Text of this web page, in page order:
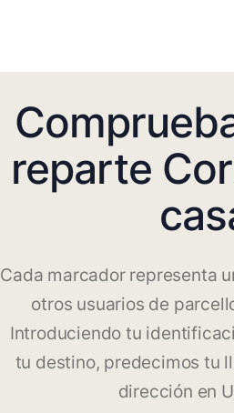
reparte
Cada marcador representa
otros usuarios de
Introduciendo tu
tu destino, predecimos tu
dirección en